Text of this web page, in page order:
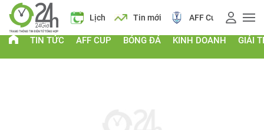
Giá vàng Lịch Tin mới AFF Cup Giá
TIN TỨC AFF CUP BÓNG ĐÁ KINH DOANH GIẢI